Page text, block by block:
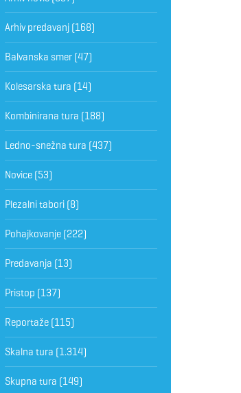
Arhiv predavanj(168)
Balvanska smer(47)
Kolesarska tura (14)
Kombinirana tura (188)
Ledno-snežna tura (437)
Novice(53)
Plezalni tabori(8)
Pohajkovanje(222)
Predavanja (13)
Pristop (137)
Reportaže(115)
Skalna tura (1.314)
Skupna tura (149)